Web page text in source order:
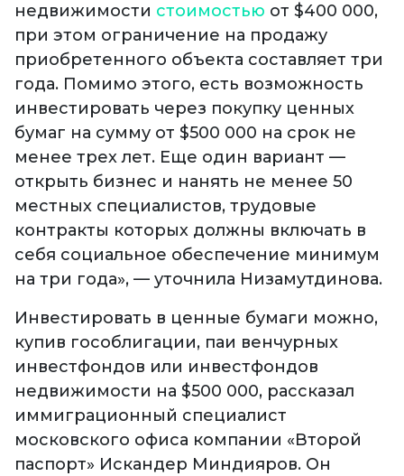
недвижимости стоимостью от $400 000,
при этом ограничение на продажу
приобретенного объекта составляет три
года. Помимо этого, есть возможность
инвестировать через покупку ценных
бумаг на сумму от $500 000 на срок не
менее трех лет. Еще один вариант —
открыть бизнес и нанять не менее 50
местных специалистов, трудовые
контракты которых должны включать в
себя социальное обеспечение минимум
на три года», — уточнила Низамутдинова.
Инвестировать в ценные бумаги можно,
купив гособлигации, паи венчурных
инвестфондов или инвестфондов
недвижимости на $500 000, рассказал
иммиграционный специалист
московского офиса компании «Второй
паспорт» Искандер Миндияров. Он